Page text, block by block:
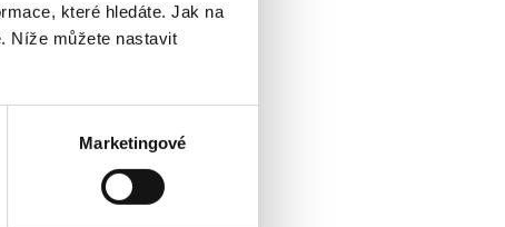
které hledáte. Jak na
Níže můžete nastavit
Marketingové